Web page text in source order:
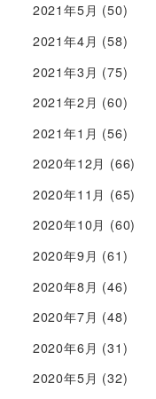
2021年5月 (50)
2021年4月 (58)
2021年3月 (75)
2021年2月 (60)
2021年1月 (56)
2020年12月 (66)
2020年11月 (65)
2020年10月 (60)
2020年9月 (61)
2020年8月 (46)
2020年7月 (48)
2020年6月 (31)
2020年5月 (32)